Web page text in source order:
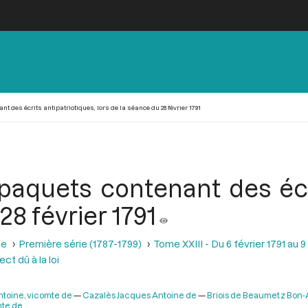
des écrits antipatriotiques, lors de la séance du 28 février 1791
contenant des
février 1791
Première série (1787-1799)
Tome XXIII - Du 6 février 1791 au 9
dû à la loi
vicomte de Cazalès Jacques Antoine de
Briois de Beaumetz Bon-
de